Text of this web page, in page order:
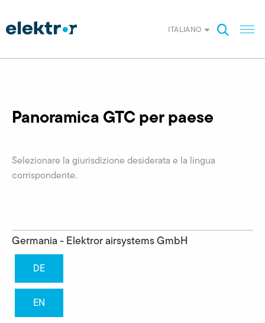
ITALIANO
Panoramica GTC per paese
Selezionare la giurisdizione desiderata e la lingua
corrispondente.
Germania - Elektror airsystems GmbH
DE
EN